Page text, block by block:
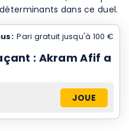
dans ce duel.
Pari gratuit jusqu'à 100 €
: Akram Afif a
JOUE